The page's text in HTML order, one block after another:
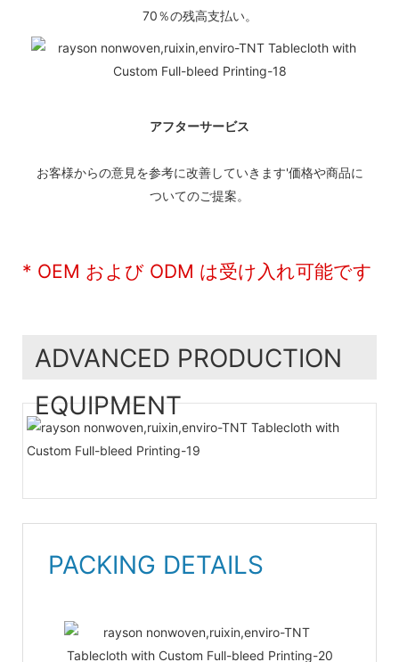
70％の残高支払い。
アフターサービス
お客様からの意見を参考に改善していきます'価格や商品に
ついてのご提案。
* OEM および ODM は受け入れ可能です
ADVANCED PRODUCTION
EQUIPMENT
PACKING DETAILS